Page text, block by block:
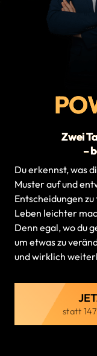
Zwei
–
Du erkennst, was
Muster auf und
Entscheidungen
Leben leichter
Denn egal, wo du
um etwas zu
und wirklich
statt